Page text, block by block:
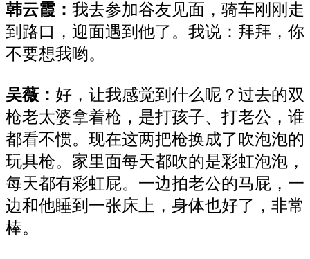
韩云霞： 我去参加谷友见面，骑车刚刚走
到路口， 迎面遇到 他了。我说：拜拜，你
不要想我哟。
吴薇： 好，让我感觉到什么呢？过去的双
枪老太婆拿着枪，是打孩子、 打老公， 谁
都看不惯。现在这两把枪换成了吹泡泡的
玩具枪。家里面每天都吹的是彩虹泡泡，
每天都有彩虹屁。 一边拍老公的马屁， 一
边和他睡到 一张床上 ，身体也好了， 非常
棒。